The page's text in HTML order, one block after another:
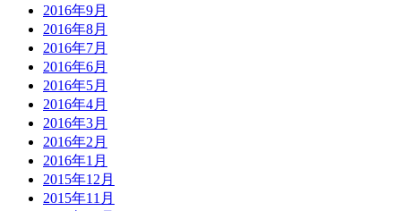
2016年9月
2016年8月
2016年7月
2016年6月
2016年5月
2016年4月
2016年3月
2016年2月
2016年1月
2015年12月
2015年11月